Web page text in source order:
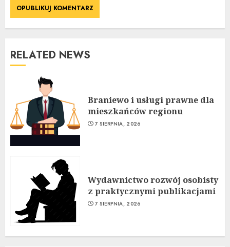
RELATED NEWS
Braniewo i usługi prawne dla
mieszkańców regionu
7 SIERPNIA, 2026
Wydawnictwo rozwój osobisty
z praktycznymi publikacjami
7 SIERPNIA, 2026